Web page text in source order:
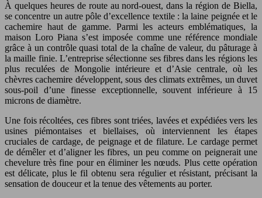
À quelques heures de route au nord-ouest, dans la région de Biella,
se concentre un autre pôle d’excellence textile : la laine peignée et le
cachemire haut de gamme. Parmi les acteurs emblématiques, la
maison Loro Piana s’est imposée comme une référence mondiale
grâce à un contrôle quasi total de la chaîne de valeur, du pâturage à
la maille finie. L’entreprise sélectionne ses fibres dans les régions les
plus reculées de Mongolie intérieure et d’Asie centrale, où les
chèvres cachemire développent, sous des climats extrêmes, un duvet
sous-poil d’une finesse exceptionnelle, souvent inférieure à 15
microns de diamètre.
Une fois récoltées, ces fibres sont triées, lavées et expédiées vers les
usines piémontaises et biellaises, où interviennent les étapes
cruciales de cardage, de peignage et de filature. Le cardage permet
de démêler et d’aligner les fibres, un peu comme on peignerait une
chevelure très fine pour en éliminer les nœuds. Plus cette opération
est délicate, plus le fil obtenu sera régulier et résistant, précisant la
sensation de douceur et la tenue des vêtements au porter.